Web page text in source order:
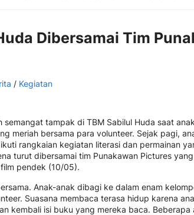
Dibersamai Tim
/ Kegiatan
semangat tampak di TBM Sabilul Huda saat
meriah bersama para volunteer. Sejak pagi,
rangkaian kegiatan literasi dan permainan
turut dibersamai tim Punakawan Pictures
pendek (10/05).
Anak-anak dibagi ke dalam enam
Suasana membaca terasa hidup karena
kembali isi buku yang mereka baca. Beberapa